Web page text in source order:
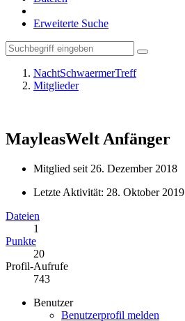
Erweiterte Suche
NachtSchwaermerTreff
Mitglieder
MayleasWelt Anfänger
Mitglied seit 26. Dezember 2018
Letzte Aktivität: 28. Oktober 2019
Dateien
1
Punkte
20
Profil-Aufrufe
743
Benutzer
Benutzerprofil melden